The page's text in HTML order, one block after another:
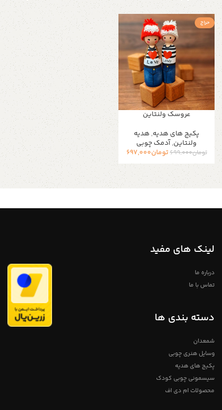
حراج
عروسک ولنتاین
پکیج های هدیه, هدیه
ولنتاین,آدمک چوبی
تومان699,000تومان697,000
لینک های مفید
درباره ما
تماس با ما
دسته بندی ها
شمعدان
وسایل هنری چوبی
پکیج های هدیه
سیسمونی چوبی کودک
محصولات ام دی اف